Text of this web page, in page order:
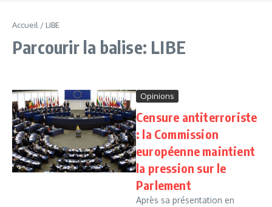
Accueil / LIBE
Parcourir la balise: LIBE
Opinions
Censure antiterroriste
: la Commission
européenne maintient
la pression sur le
Parlement
Après sa présentation en